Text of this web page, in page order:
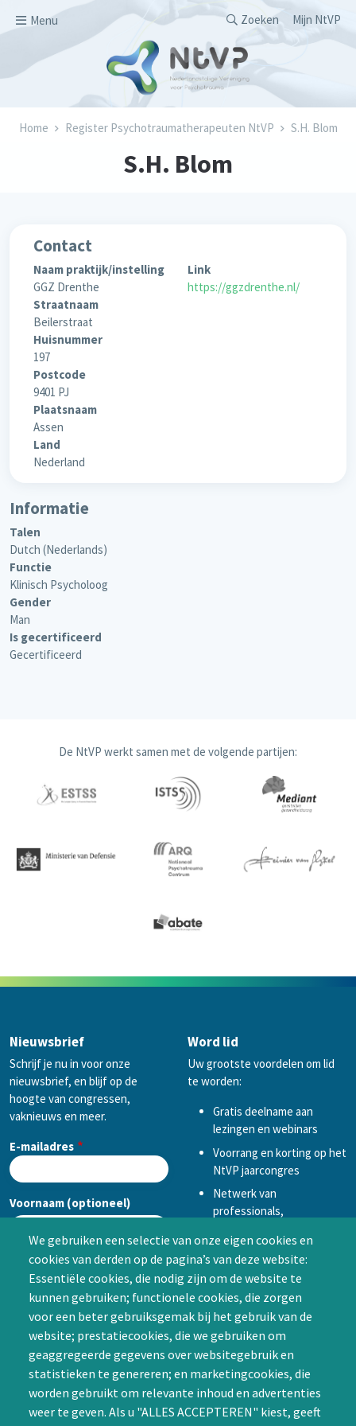
Menu
Secondary
Zoeken Mijn NtVP
Kruimelpad
Home Register Psychotraumatherapeuten NtVP S.H. Blom
S.H. Blom
We gebruiken een selectie van onze eigen cookies en
cookies van derden op de pagina’s van deze website:
Essentiële cookies, die nodig zijn om de website te
kunnen gebruiken; functionele cookies, die zorgen
voor een beter gebruiksgemak bij het gebruik van de
website; prestatiecookies, die we gebruiken om
geaggregeerde gegevens over websitegebruik en
statistieken te genereren; en marketingcookies, die
worden gebruikt om relevante inhoud en advertenties
weer te geven. Als u "ALLES ACCEPTEREN" kiest, geeft
Contact
Naam praktijk/instelling
GGZ Drenthe
Straatnaam
Beilerstraat
Huisnummer
197
Postcode
9401 PJ
Plaatsnaam
Assen
Land
Nederland
Link
https://ggzdrenthe.nl/
Informatie
Talen
Dutch (Nederlands)
Functie
Klinisch Psycholoog
Gender
Man
Is gecertificeerd
Gecertificeerd
De NtVP werkt samen met de volgende partijen:
Nieuwsbrief
Schrijf je nu in voor onze
nieuwsbrief, en blijf op de
hoogte van congressen,
vaknieuws en meer.
E-mailadres
Voornaam (optioneel)
Achternaam (optioneel)
CAPTCHA
Word lid
Uw grootste voordelen om lid
te worden:
Gratis deelname aan
lezingen en webinars
Voorrang en korting op het
NtVP jaarcongres
Netwerk van
professionals,
samenwerken in een van
de Special Interest
Groepen (SIG’s) of zelf een
SIG initiëren
Word lid